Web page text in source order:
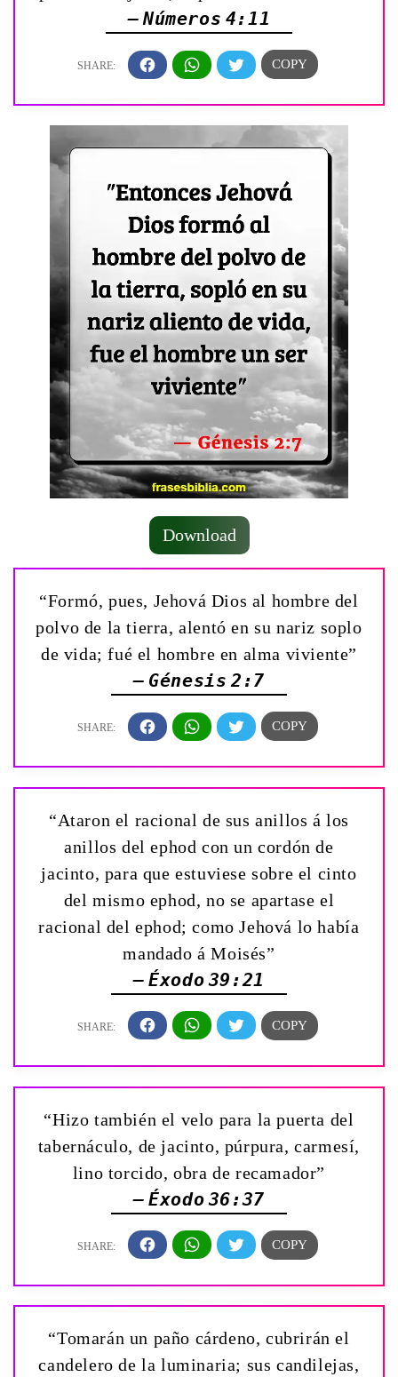
— Números 4:11
Download
“Formó, pues, Jehová Dios al hombre del
polvo de la tierra, alentó en su nariz soplo
de vida; fué el hombre en alma viviente”
— Génesis 2:7
“Ataron el racional de sus anillos á los
anillos del ephod con un cordón de
jacinto, para que estuviese sobre el cinto
del mismo ephod, no se apartase el
racional del ephod; como Jehová lo había
mandado á Moisés”
— Éxodo 39:21
“Hizo también el velo para la puerta del
tabernáculo, de jacinto, púrpura, carmesí,
lino torcido, obra de recamador”
— Éxodo 36:37
“Tomarán un paño cárdeno, cubrirán el
candelero de la luminaria; sus candilejas,